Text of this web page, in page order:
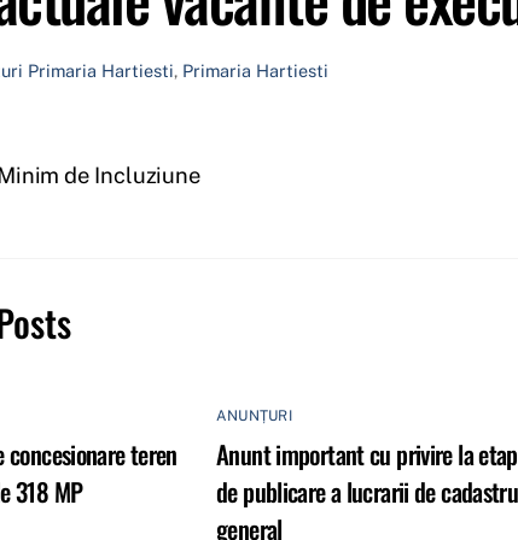
Primaria Hartiesti, Primaria Hartiesti
de Incluziune
teren
318 MP
ANUNȚURI
Anunt important cu privire la
de publicare a lucrarii de cadastru
general